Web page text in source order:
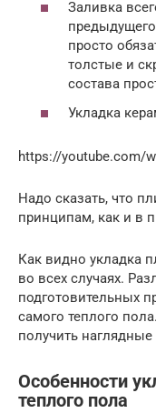
Заливка
просто
толстые и
состава
Укладка
https://youtube.com/
Надо сказать, что
принципам, как и в
Как видно укладка
во всех случаях.
подготовительных
самого теплого
получить
Особенности
теплого пола